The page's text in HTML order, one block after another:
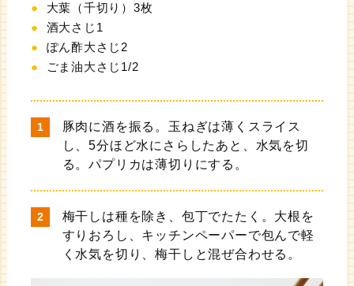
大葉（千切り）3枚
酒大さじ1
ぽん酢大さじ2
ごま油大さじ1/2
豚肉に酒を振る。玉ねぎは薄くスライス
し、5分ほど水にさらしたあと、水気を切
る。パプリカは薄切りにする。
梅干しは種を除き、包丁でたたく。大根を
すりおろし、キッチンペーパーで包んで軽
く水気を切り、梅干しと混ぜ合わせる。